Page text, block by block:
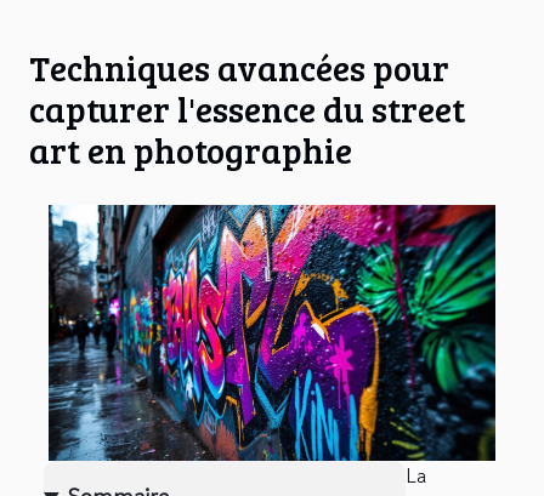
Techniques avancées pour
capturer l'essence du street
art en photographie
La